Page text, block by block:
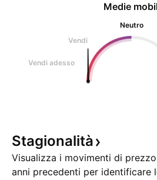
Medie
Neutro
Vendi
Vendi adesso
Stagionalità
Visualizza i movimenti di
anni precedenti per identificare